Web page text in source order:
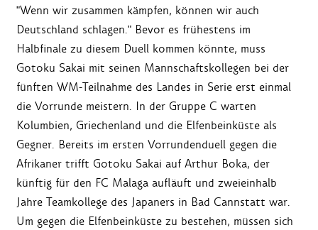
"Wenn wir zusammen kämpfen, können wir auch
Deutschland schlagen." Bevor es frühestens im
Halbfinale zu diesem Duell kommen könnte, muss
Gotoku Sakai mit seinen Mannschaftskollegen bei der
fünften WM-Teilnahme des Landes in Serie erst einmal
die Vorrunde meistern. In der Gruppe C warten
Kolumbien, Griechenland und die Elfenbeinküste als
Gegner. Bereits im ersten Vorrundenduell gegen die
Afrikaner trifft Gotoku Sakai auf Arthur Boka, der
künftig für den FC Malaga aufläuft und zweieinhalb
Jahre Teamkollege des Japaners in Bad Cannstatt war.
Um gegen die Elfenbeinküste zu bestehen, müssen sich